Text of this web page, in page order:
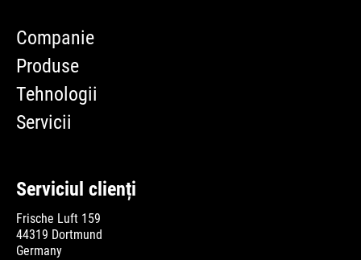
Companie
Produse
Tehnologii
Servicii
Serviciul clienți
Frische Luft 159
44319 Dortmund
Germany